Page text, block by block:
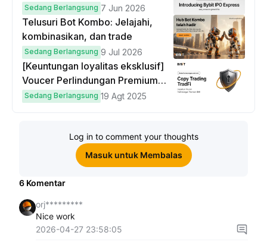
IPO Global!
Sedang Berlangsung 7 Jun 2026
Telusuri Bot Kombo: Jelajahi,
kombinasikan, dan trade
Sedang Berlangsung 9 Jul 2026
[Keuntungan loyalitas eksklusif]
Voucer Perlindungan Premium
hingga $50
Sedang Berlangsung 19 Agt 2025
Log in to comment your thoughts
Masuk untuk Membalas
6 Komentar
orj*********
Nice work
2026-04-27 23:58:05